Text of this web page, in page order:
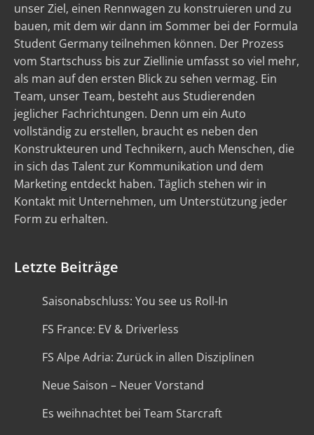
unser Ziel, einen Rennwagen zu konstruieren und zu
bauen, mit dem wir dann im Sommer bei der Formula
Student Germany teilnehmen können. Der Prozess
vom Startschuss bis zur Ziellinie umfasst so viel mehr,
als man auf den ersten Blick zu sehen vermag. Ein
Team, unser Team, besteht aus Studierenden
jeglicher Fachrichtungen. Denn um ein Auto
vollständig zu erstellen, braucht es neben den
Konstrukteuren und Technikern, auch Menschen, die
in sich das Talent zur Kommunikation und dem
Marketing entdeckt haben. Täglich stehen wir in
Kontakt mit Unternehmen, um Unterstützung jeder
Form zu erhalten.
Letzte Beiträge
Saisonabschluss: You see us Roll-In
FS France: EV & Driverless
FS Alpe Adria: Zurück in allen Disziplinen
Neue Saison – Neuer Vorstand
Es weihnachtet bei Team Starcraft